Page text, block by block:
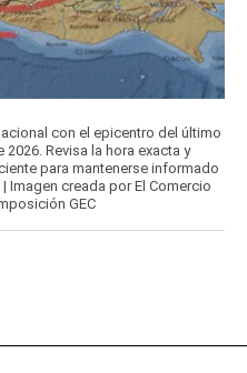
con el epicentro del último
Revisa la hora exacta y
para mantenerse informado
Imagen creada por El Comercio
GEC